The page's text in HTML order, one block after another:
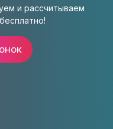
и рассчитываем